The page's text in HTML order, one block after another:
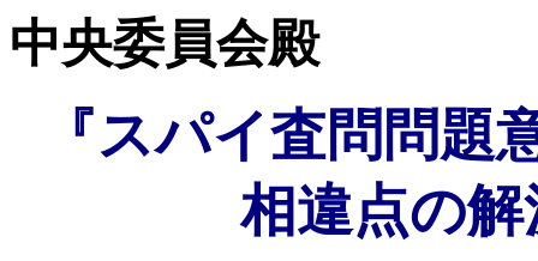
中央委員会殿
『スパイ査問問
相違点の